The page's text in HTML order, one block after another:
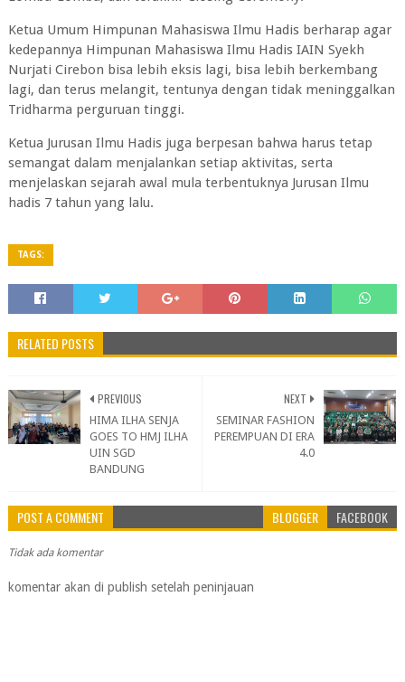
Ketua Umum Himpunan Mahasiswa Ilmu Hadis berharap agar
kedepannya Himpunan Mahasiswa Ilmu Hadis IAIN Syekh
Nurjati Cirebon bisa lebih eksis lagi, bisa lebih berkembang
lagi, dan terus melangit, tentunya dengan tidak meninggalkan
Tridharma perguruan tinggi.
Ketua Jurusan Ilmu Hadis juga berpesan bahwa harus tetap
semangat dalam menjalankan setiap aktivitas, serta
menjelaskan sejarah awal mula terbentuknya Jurusan Ilmu
hadis 7 tahun yang lalu.
TAGS:
RELATED POSTS
NEXT
SEMINAR FASHION
PEREMPUAN DI ERA
4.0
PREVIOUS
HIMA ILHA SENJA
GOES TO HMJ ILHA
UIN SGD
BANDUNG
POST A COMMENT BLOGGER FACEBOOK
Tidak ada komentar
komentar akan di publish setelah peninjauan